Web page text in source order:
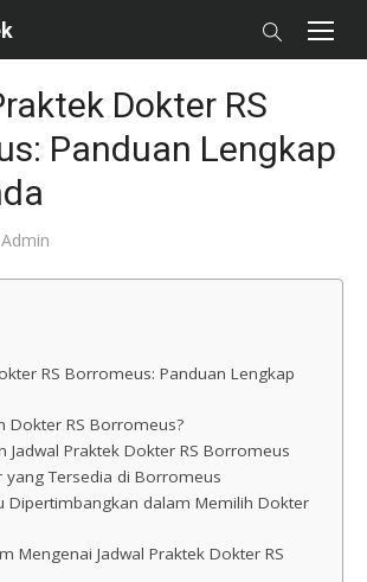
Dokter RS
Panduan Lengkap
Author
Admin
RS Borromeus: Panduan Lengkap
Dokter RS Borromeus?
Jadwal Praktek Dokter RS Borromeus
yang Tersedia di Borromeus
Dipertimbangkan dalam Memilih Dokter
Mengenai Jadwal Praktek Dokter RS